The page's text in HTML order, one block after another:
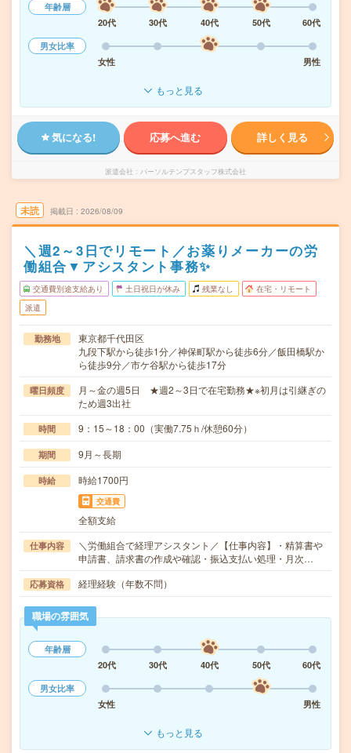
年齢層
20代
30代 40代 50代
60代
男女比率
女性
男性
もっと見る
気になる! 応募へ進む 詳しく見る
派遣会社 パーソルテンプスタッフ株式会社
未読 掲載日 2026/08/09
＼週2～3日でリモート／お薬りメーカーの労
働組合▼アシスタント事務✨
交通費別途支給あり 土日祝日が休み 残業なし 在宅・リモート
派遣
勤務地
東京都千代田区
九段下駅から徒歩1分／神保町駅から徒歩6分／飯田橋駅か
ら徒歩9分／市ケ谷駅から徒歩17分
曜日頻度
月～金の週5日 ★週2～3日で在宅勤務★※初月は引継ぎの
ため週3出社
時間 9：15～18：00（実働7.75ｈ/休憩60分）
期間 9月～長期
時給 時給1700円
交通費
全額支給
仕事内容
＼労働組合で経理アシスタント／【仕事内容】・精算書や
申請書、請求書の作成や確認・振込支払い処理・月次…
応募資格 経理経験（年数不問）
職場の雰囲気
年齢層
20代
30代 40代 50代
60代
男女比率
女性
男性
もっと見る